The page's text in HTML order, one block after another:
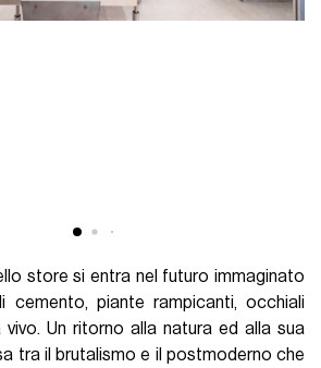
store si entra nel futuro immaginato
piante rampicanti, occhiali
Un ritorno alla natura ed alla sua
tra il brutalismo e il postmoderno che